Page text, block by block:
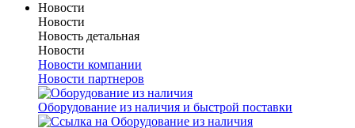
Новости
Новости
Новость детальная
Новости
Новости компании
Новости партнеров
Оборудование из наличия и быстрой поставки